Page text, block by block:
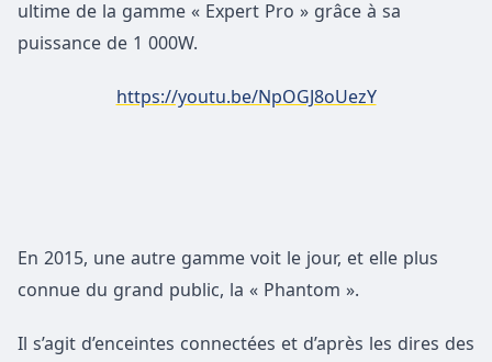
ultime de la gamme « Expert Pro » grâce à sa
puissance de 1 000W.
https://youtu.be/NpOGJ8oUezY
En 2015, une autre gamme voit le jour, et elle plus
connue du grand public, la « Phantom ».
Il s’agit d’enceintes connectées et d’après les dires des